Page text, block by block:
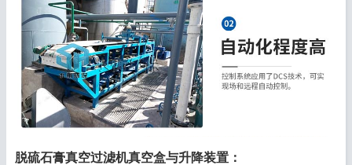
脱硫石膏真空过滤机真空盒与升降装置：